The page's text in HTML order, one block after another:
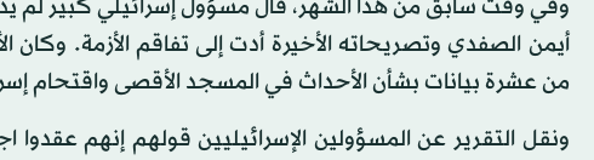
وفي وقت سابق من هذا الشهر، قال مسؤول إسرائيلي كبير لم
أيمن الصفدي وتصريحاته الأخيرة أدت إلى تفاقم الأزمة.
من عشرة بيانات بشأن الأحداث في المسجد الأقصى واقتحام
ونقل التقرير عن المسؤولين الإسرائيليين قولهم إنهم